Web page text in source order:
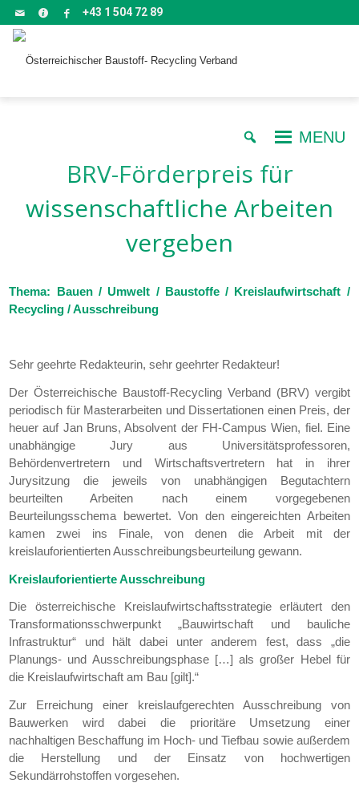
+43 1 504 72 89
MENU
BRV-Förderpreis für
wissenschaftliche Arbeiten
vergeben
Thema: Bauen / Umwelt / Baustoffe / Kreislaufwirtschaft /
Recycling / Ausschreibung
Sehr geehrte Redakteurin, sehr geehrter Redakteur!
Der Österreichische Baustoff-Recycling Verband (BRV) vergibt
periodisch für Masterarbeiten und Dissertationen einen Preis, der
heuer auf Jan Bruns, Absolvent der FH-Campus Wien, fiel. Eine
unabhängige Jury aus Universitätsprofessoren,
Behördenvertretern und Wirtschaftsvertretern hat in ihrer
Jurysitzung die jeweils von unabhängigen Begutachtern
beurteilten Arbeiten nach einem vorgegebenen
Beurteilungsschema bewertet. Von den eingereichten Arbeiten
kamen zwei ins Finale, von denen die Arbeit mit der
kreislauforientierten Ausschreibungsbeurteilung gewann.
Kreislauforientierte Ausschreibung
Die österreichische Kreislaufwirtschaftsstrategie erläutert den
Transformationsschwerpunkt „Bauwirtschaft und bauliche
Infrastruktur“ und hält dabei unter anderem fest, dass „die
Planungs- und Ausschreibungsphase […] als großer Hebel für
die Kreislaufwirtschaft am Bau [gilt].“
Zur Erreichung einer kreislaufgerechten Ausschreibung von
Bauwerken wird dabei die prioritäre Umsetzung einer
nachhaltigen Beschaffung im Hoch- und Tiefbau sowie außerdem
die Herstellung und der Einsatz von hochwertigen
Sekundärrohstoffen vorgesehen.